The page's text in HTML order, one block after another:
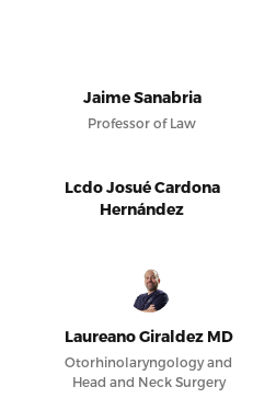
Jaime Sanabria
Professor of Law
Lcdo Josué Cardona
Hernández
Laureano Giraldez MD
Otorhinolaryngology and
Head and Neck Surgery